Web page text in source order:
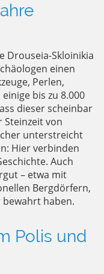
Drouseia-Skloinikia
einen
Perlen,
bis zu 8.000
dieser scheinbar
Steinzeit von
unterstreicht
Hier verbinden
Auch
– etwa mit
Bergdörfern,
haben.
Polis und